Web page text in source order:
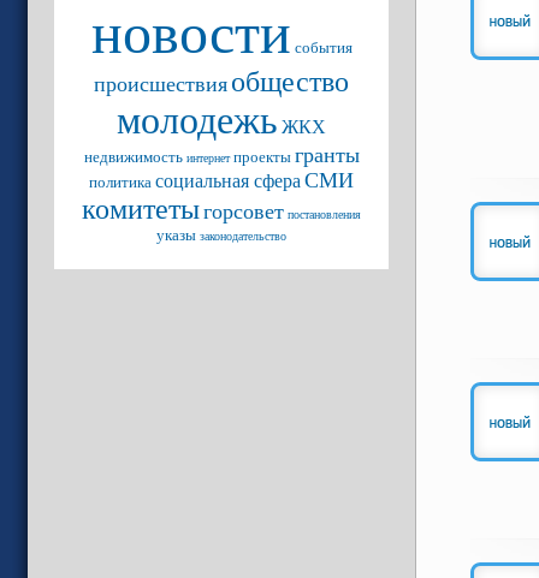
новости события
происшествия общество
молодежь ЖКХ
недвижимость интернет проекты гранты
политика социальная сфера СМИ
комитетыгорсовет постановления
указы законодательство